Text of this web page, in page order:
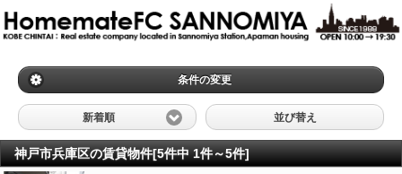
条件の変更
新着順 並び替え
神戸市兵庫区の賃貸物件[5件中 1件～5件]